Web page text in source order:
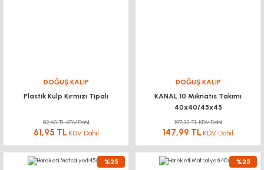
DOĞUŞ KALIP
Plastik Kulp Kırmızı Tıpalı
82,60 TL KDV Dahil
61,95 TL KDV Dahil
DOĞUŞ KALIP
KANAL 10 Mıknatıs Takımı
40x40/45x45
197,32 TL KDV Dahil
147,99 TL KDV Dahil
%25 %25